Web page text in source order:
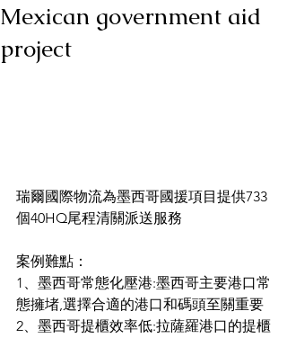
Mexican government aid
project
瑞爾國際物流為墨西哥國援項目提供733
個40HQ尾程清關派送服務
案例難點：
1、墨西哥常態化壓港:墨西哥主要港口常
態擁堵,選擇合適的港口和碼頭至關重要
2、墨西哥提櫃效率低:拉薩羅港口的提櫃